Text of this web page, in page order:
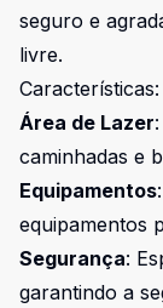
seguro e
livre.
Características:
Área de Lazer
caminhadas e
Equipamentos
equipamentos
Segurança:
garantindo a